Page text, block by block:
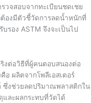
วจสอบจากทะเบียนชดเชย
องมีตัวชี้วัดการลดน้ำหนักที่
รอง ASTM จึงจะเป็นไป
งต่อวิธีที่ผู้คนตอบสนองต่อ
ผลิตจากโพลีเอสเตอร์
ซึ่งช่วยลดปริมาณพลาสติกใน
ละผลกระทบที่วัดได้